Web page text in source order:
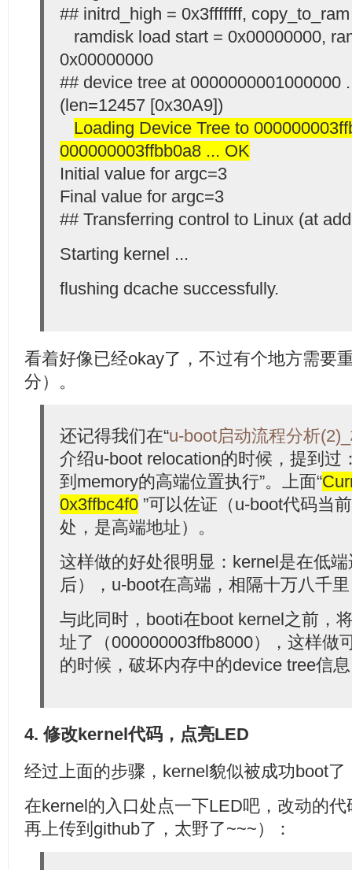
## initrd_high = 0x3fffffff,
ramdisk load start = 0x00000000,
0x00000000
## device tree at 0000000001000000
(len=12457 [0x30A9])
Loading Device Tree to
000000003ffbb0a8 ... OK
Initial value for argc=3
Final value for argc=3
## Transferring control to Linux (at
Starting kernel ...
flushing dcache successfully.
看着好像已经okay了，不过有个地方需要
分）。
还记得我们在“u-boot启动流程分析
介绍u-boot relocation的时候，提到过
到memory的高端位置执行”。上面“
0x3ffbc4f0 ”可以佐证（u-boot代码当
处，是高端地址）。
这样做的好处很明显：kernel是在低
后），u-boot在高端，相隔十万八千
与此同时，booti在boot kernel之前，
址了（000000003ffb8000），这样做
的时候，破坏内存中的device tree信
4. 修改kernel代码，点亮LED
经过上面的步骤，kernel貌似被成功boot
在kernel的入口处点一下LED吧，改动的
再上传到github了，太野了~~~）：